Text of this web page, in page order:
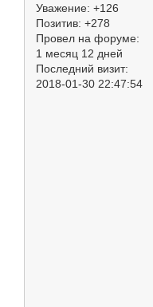
Уважение: +126
Позитив: +278
Провел на форуме:
1 месяц 12 дней
Последний визит:
2018-01-30 22:47:54